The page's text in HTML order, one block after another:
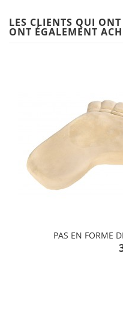
LES CLIENTS QUI
ONT ÉGALEMENT
PAS EN FORME